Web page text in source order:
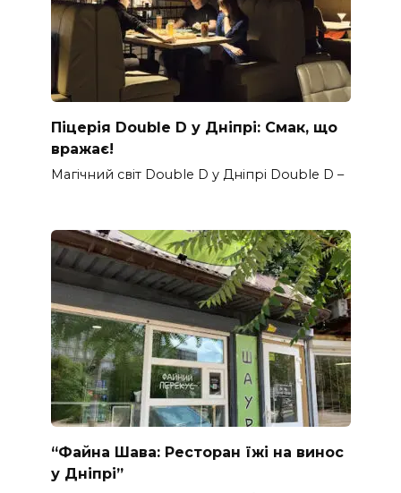
Піцерія Double D у Дніпрі: Смак, що
вражає!
Магічний світ Double D у Дніпрі Double D –
“Файна Шава: Ресторан їжі на винос
у Дніпрі”